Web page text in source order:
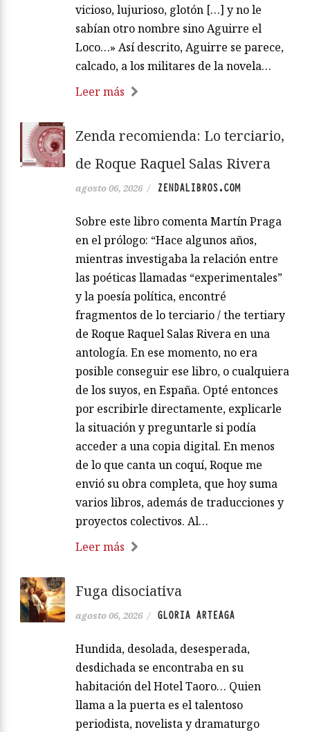
vicioso, lujurioso, glotón […] y no le
sabían otro nombre sino Aguirre el
Loco…» Así descrito, Aguirre se parece,
calcado, a los militares de la novela…
Leer más
Zenda recomienda: Lo terciario,
de Roque Raquel Salas Rivera
agosto 06, 2026 / ZENDALIBROS.COM
Sobre este libro comenta Martín Praga
en el prólogo: “Hace algunos años,
mientras investigaba la relación entre
las poéticas llamadas “experimentales”
y la poesía política, encontré
fragmentos de lo terciario / the tertiary
de Roque Raquel Salas Rivera en una
antología. En ese momento, no era
posible conseguir ese libro, o cualquiera
de los suyos, en España. Opté entonces
por escribirle directamente, explicarle
la situación y preguntarle si podía
acceder a una copia digital. En menos
de lo que canta un coquí, Roque me
envió su obra completa, que hoy suma
varios libros, además de traducciones y
proyectos colectivos. Al…
Leer más
Fuga disociativa
agosto 06, 2026 / GLORIA ARTEAGA
Hundida, desolada, desesperada,
desdichada se encontraba en su
habitación del Hotel Taoro… Quien
llama a la puerta es el talentoso
periodista, novelista y dramaturgo